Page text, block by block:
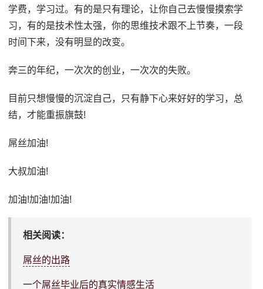
学费，学习过。有的是只有理论，让你自己去慢慢摸索学
习，有的是技术性太强，你的思维技术跟不上节奏，一段
时间下来，没有明显的改变。
奔三的年纪，一次次的创业，一次次的失败。
目前只想慢慢的沉淀自己，只有静下心来好好的学习，总
结，才能重振旗鼓!
屌丝加油!
大叔加油!
加油!加油!加油!
相关阅读：
屌丝的出路
一个屌丝毕业后的真实情感生活